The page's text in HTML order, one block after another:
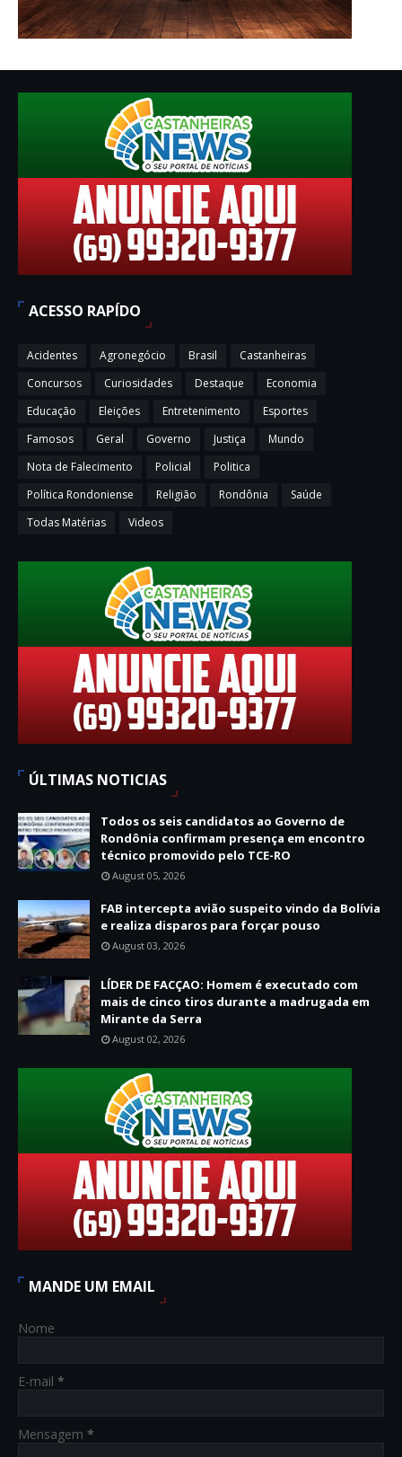
ACESSO RAPÍDO
Acidentes Agronegócio Brasil
Castanheiras
Concursos
Curiosidades Destaque
Economia
Educação
Eleições Entretenimento
Esportes
Famosos
Geral Governo Justiça
Mundo
Nota de Falecimento
Policial
Politica
Política Rondoniense
Religião Rondônia
Saúde
Todas Matérias
Videos
ÚLTIMAS NOTICIAS
Todos os seis candidatos ao Governo de
Rondônia confirmam presença em encontro
técnico promovido pelo TCE-RO
August 05, 2026
FAB intercepta avião suspeito vindo da Bolívia
e realiza disparos para forçar pouso
August 03, 2026
LÍDER DE FACÇAO: Homem é executado com
mais de cinco tiros durante a madrugada em
Mirante da Serra
August 02, 2026
MANDE UM EMAIL
Nome
E-mail *
Mensagem *